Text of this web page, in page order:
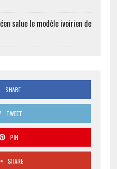
salue le modèle ivoirien de
SHARE
TWEET
PIN
SHARE